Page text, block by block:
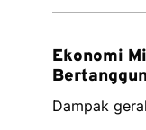
Ekonomi
Dampak